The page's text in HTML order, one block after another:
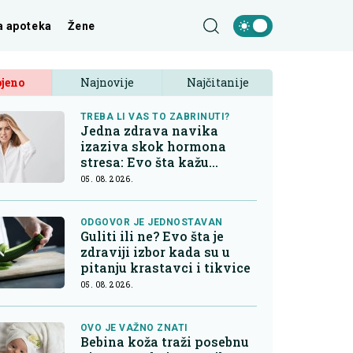
apoteka Žene
Najnovije Najčitanije
TREBA LI VAS TO ZABRINUTI?
Jedna zdrava navika
izaziva skok hormona
stresa: Evo šta kažu
endokrinolozi
05. 08. 2026.
ODGOVOR JE JEDNOSTAVAN
Guliti ili ne? Evo šta je
zdraviji izbor kada su u
pitanju krastavci i tikvice
05. 08. 2026.
OVO JE VAŽNO ZNATI
Bebina koža traži posebnu